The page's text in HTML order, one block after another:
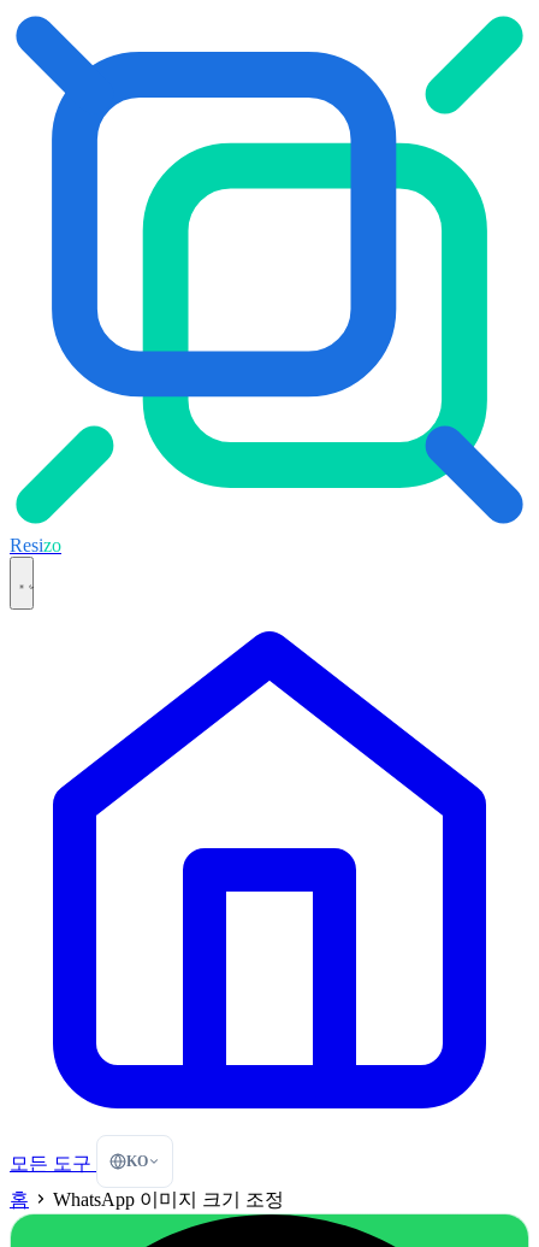
Resizo
모든 도구 KO
홈 WhatsApp 이미지 크기 조정